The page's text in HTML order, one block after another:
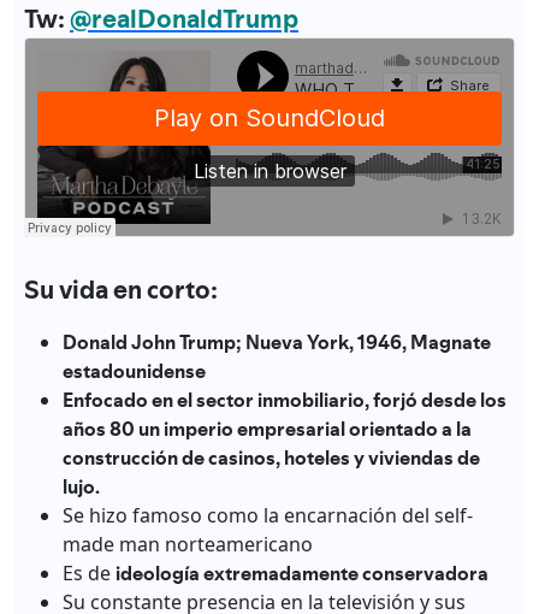
Tw:@realDonaldTrump
Su vida en corto:
Donald John Trump; Nueva York, 1946, Magnate
estadounidense
Enfocado en el sector inmobiliario, forjó desde los
años 80 un imperio empresarial orientado a la
construcción de casinos, hoteles y viviendas de
lujo.
Se hizo famoso como la encarnación del self-
made man norteamericano
Es deideología extremadamente conservadora
Su constante presencia en la televisión y sus